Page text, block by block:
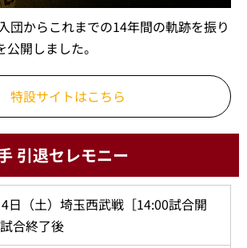
団からこれまでの14年間の軌跡を振り
開しました。
特設サイトはこちら
引退セレモニー
日（土）埼玉西武戦［14:00試合開
合終了後